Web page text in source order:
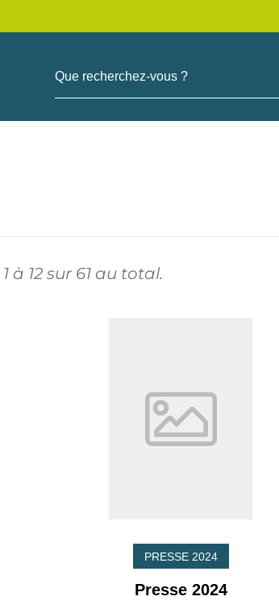
Que recherchez-vous ?
1 à 12 sur 61 au total.
PRESSE 2024
Presse 2024